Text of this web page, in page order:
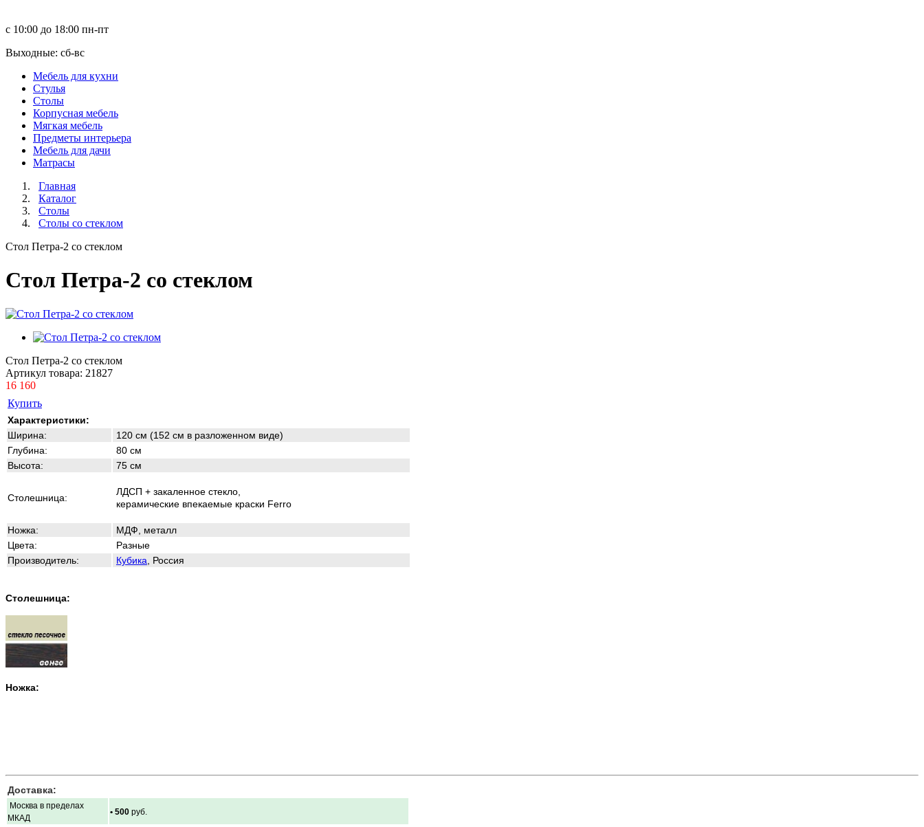
с 10:00 до 18:00 пн-пт
Выходные: сб-вc
Мебель для кухни
Стулья
Столы
Корпусная мебель
Мягкая мебель
Предметы интерьера
Мебель для дачи
Матраcы
Главная
Каталог
Столы
Столы со стеклом
Стол Петра-2 со стеклом
Стол Петра-2 со стеклом
Стол Петра-2 со стеклом
Артикул товара: 21827
16 160
Купить
Характеристики:
Ширина:
120 см (152 см в разложенном виде)
Глубина:
80 см
Высота:
75 см
Столешница:
ЛДСП + закаленное стекло,
керамические впекаемые краски Ferro
Ножка:
МДФ, металл
Цвета:
Разные
Производитель:
Кубика , Россия
Столешница:
Ножка:
Доставка:
Москва в пределах
МКАД
• 500 руб.